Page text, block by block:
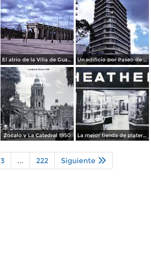
El atrio de la Villa de Guadalupe 1950. Un edificio por Paseo de La Reforma 1950
Zocalo y La Catedral 1950 La mejor tienda de plateria.
3 ... 222 Siguiente